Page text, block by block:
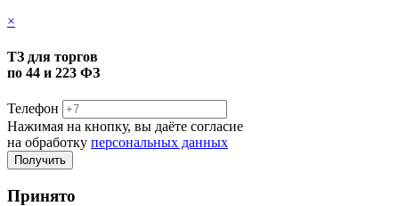
×
ТЗ для торгов
по 44 и 223 ФЗ
Телефон
Нажимая на кнопку, вы даёте согласие
на обработку персональных данных
Принято